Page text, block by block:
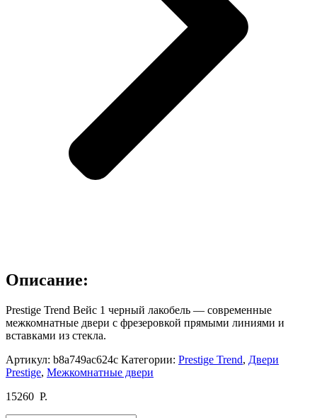
Описание:
Prestige Trend Вейс 1 черный лакобель — современные
межкомнатные двери с фрезеровкой прямыми линиями и
вставками из стекла.
Артикул: b8a749ac624c Категории: Prestige Trend, Двери
Prestige, Межкомнатные двери
15260 Р.